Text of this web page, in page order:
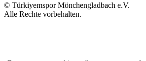
© Türkiyemspor Mönchengladbach e.V.
Alle Rechte vorbehalten.